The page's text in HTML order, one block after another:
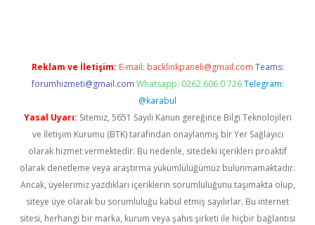
Reklam ve İletişim: E-mail: backlinkpaneli@gmail.com Teams:
forumhizmeti@gmail.com Whatsapp: 0262 606 0 726 Telegram:
@karabul
Yasal Uyarı: Sitemiz, 5651 Sayılı Kanun gereğince Bilgi Teknolojileri
ve İletişim Kurumu (BTK) tarafından onaylanmış bir Yer Sağlayıcı
olarak hizmet vermektedir. Bu nedenle, sitedeki içerikleri proaktif
olarak denetleme veya araştırma yükümlülüğümüz bulunmamaktadır.
Ancak, üyelerimiz yazdıkları içeriklerin sorumluluğunu taşımakta olup,
siteye üye olarak bu sorumluluğu kabul etmiş sayılırlar. Bu internet
sitesi, herhangi bir marka, kurum veya şahıs şirketi ile hiçbir bağlantısı